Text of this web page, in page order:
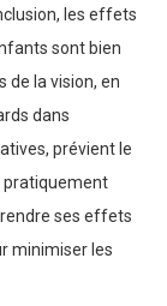
les effets
sont bien
de la vision, en
dans
prévient le
pratiquement
ses effets
minimiser les